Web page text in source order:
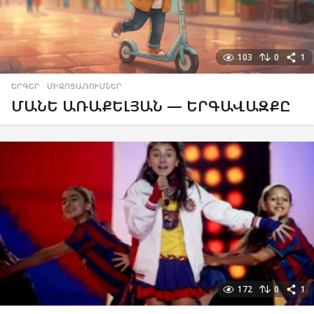
103 0 1
ԵՐԳԵՐ ,ՄԻՋՈՑԱՌՈՒՄՆԵՐ
ՄԱՆԵ ԱՌԱՔԵԼՅԱՆ — ԵՐԳԱՎԱԶՔԸ
172 0 1